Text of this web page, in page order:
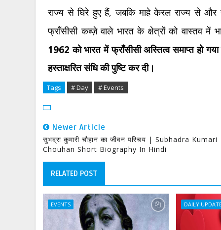
राज्य से घिरे हुए हैं,जबकि माहे केरल राज्य से
फ्राँसीसी कब्ज़े वाले भारत के क्षेत्रों को वास्तव में
1962 को भारत में फ्राँसीसी अस्तित्व समाप्त हो
हस्ताक्षरित संधि की पुष्टि कर दी।
Tags # Day # Events
Newer Article
सुभद्रा कुमारी चौहान का जीवन परिचय | Subhadra Kumari
Chouhan Short Biography In Hindi
RELATED POST
EVENTS DAILY